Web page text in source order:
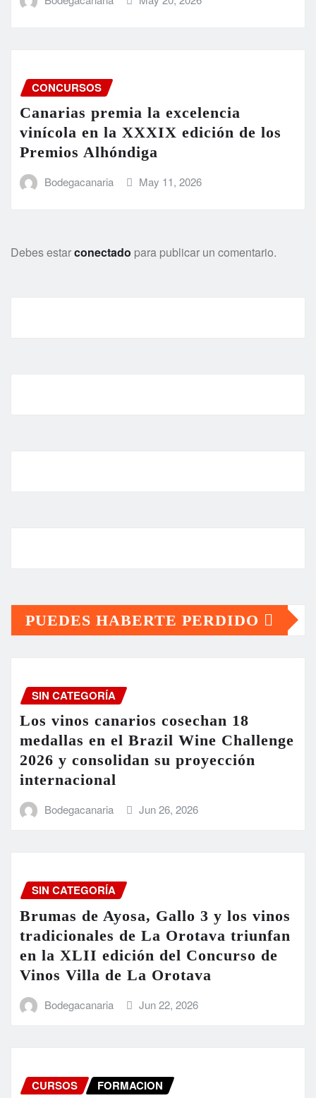
CONCURSOS
Canarias premia la excelencia
vinícola en la XXXIX edición de los
Premios Alhóndiga
Bodegacanaria May 11, 2026
Debes estarconectado para publicar un comentario.
PUEDES HABERTE PERDIDO
SIN CATEGORÍA
Los vinos canarios cosechan 18
medallas en el Brazil Wine Challenge
2026 y consolidan su proyección
internacional
Bodegacanaria Jun 26, 2026
SIN CATEGORÍA
Brumas de Ayosa, Gallo 3 y los vinos
tradicionales de La Orotava triunfan
en la XLII edición del Concurso de
Vinos Villa de La Orotava
Bodegacanaria Jun 22, 2026
CURSOS FORMACION